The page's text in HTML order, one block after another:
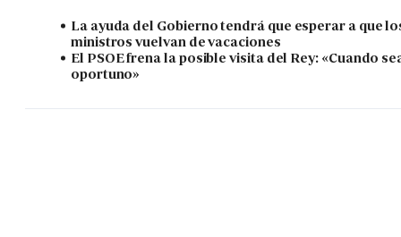
La ayuda del Gobierno tendrá que esperar a que
ministros vuelvan de vacaciones
El PSOE frena la posible visita del Rey: «Cuando
oportuno»